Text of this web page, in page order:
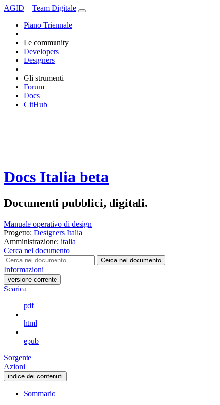
AGID + Team Digitale
Piano Triennale
Le community
Developers
Designers
Gli strumenti
Forum
Docs
GitHub
Docs Italia beta
Documenti pubblici, digitali.
Manuale operativo di design
Progetto: Designers Italia
Amministrazione: italia
Cerca nel documento
Cerca nel documento
Informazioni
versione-corrente
Scarica
pdf
html
epub
Sorgente
Azioni
indice dei contenuti
Sommario